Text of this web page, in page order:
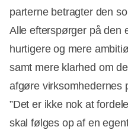
parterne betragter den
Alle efterspørger på den
hurtigere og mere
samt mere klarhed om
afgøre virksomhedernes
”Det er ikke nok at
skal følges op af en